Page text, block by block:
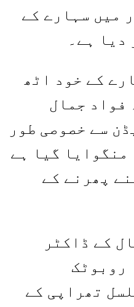
میں سہارے کے
دیا ہے۔
کے خود اٹھ
فواد جمال
سے خصوصی طور
منگوایا گیا ہے
پھرنے کے
کے ڈاکٹر
روبوٹک
تھراپی کے